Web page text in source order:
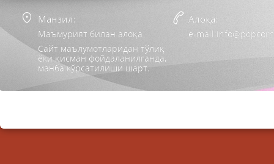
Манзил:
Маъмурият билан алоқа
Сайт маълумотларидан тўлиқ
ёки қисман фойдаланилганда,
манба кўрсатилиши шарт.
Алоқа:
e-